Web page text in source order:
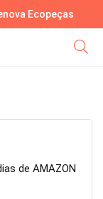
Ecopeças
de AMAZON